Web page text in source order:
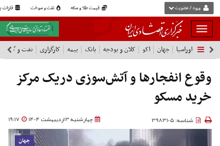
قیمت طلا و سکه نفت و سوخت فلزات ورود / عضویت
بار
و
بسته
نمودن
فهرست
اوراسیا جهان اکو کلان و بودجه بانک بیمه کارگزاری نفت و گاز
وقوع انفجارها و آتش‌سوزی دریک مرکز
خرید مسکو
چهارشنبه 3 اردیبهشت 1404 19:17 شناسه: 3983105
جهان